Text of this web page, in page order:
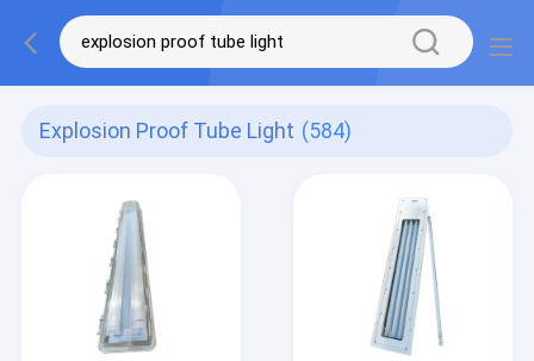
Explosion Proof Tube Light (584)